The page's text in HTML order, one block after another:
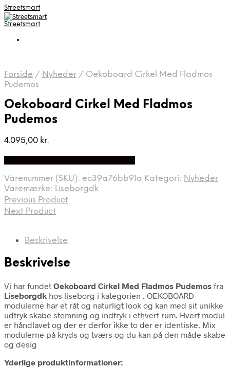
Streetsmart
Streetsmart
Forside / Nyheder / Oekoboard Cirkel Med Fladmos
Pudemos
Oekoboard Cirkel Med Fladmos
Pudemos
4.095,00 kr.
Varenummer (SKU): ec39a76bb91a Kategori: Nyheder
Varemærke: Liseborgdk
Previous Product
Next Product
Beskrivelse
Beskrivelse
Vi har fundet Oekoboard Cirkel Med Fladmos Pudemos fra
Liseborgdk hos liseborg i kategorien . OEKOBOARD
modulerne har et råt og naturligt look og kan med sit unikke
udtryk skabe stemning og indtryk i ethvert rum. Hvert modul
er håndlavet og der er derfor ikke to der er identiske. Mix
modulerne på kryds og tværs og du kan på den måde skabe
og desig
Yderlige produktinformationer: